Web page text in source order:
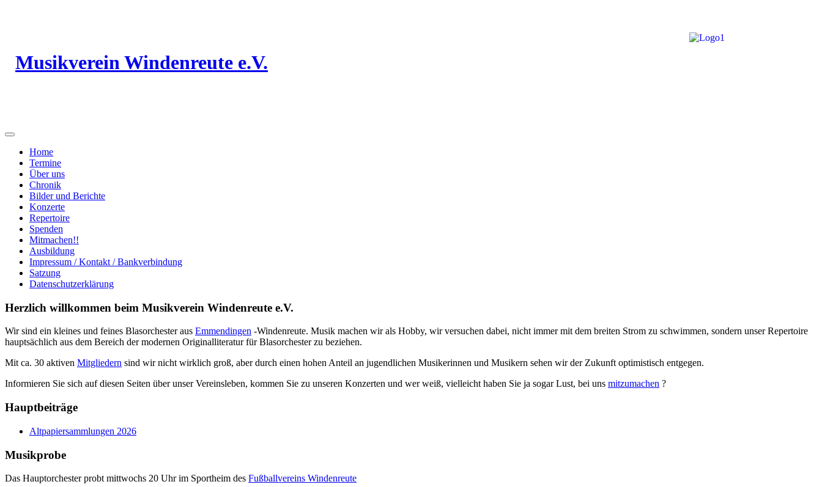
Musikverein Windenreute e.V.
Home
Termine
Über uns
Chronik
Bilder und Berichte
Konzerte
Repertoire
Spenden
Mitmachen!!
Ausbildung
Impressum / Kontakt / Bankverbindung
Satzung
Datenschutzerklärung
Herzlich willkommen beim Musikverein Windenreute e.V.
Wir sind ein kleines und feines Blasorchester aus Emmendingen -Windenreute. Musik machen wir als Hobby, wir versuchen dabei, nicht immer mit dem breiten Strom zu schwimmen, sondern unser Repertoire
hauptsächlich aus dem Bereich der modernen Originalliteratur für Blasorchester zu beziehen.
Mit ca. 30 aktiven Mitgliedern sind wir nicht wirklich groß, aber durch einen hohen Anteil an jugendlichen Musikerinnen und Musikern sehen wir der Zukunft optimistisch entgegen.
Informieren Sie sich auf diesen Seiten über unser Vereinsleben, kommen Sie zu unseren Konzerten und wer weiß, vielleicht haben Sie ja sogar Lust, bei uns mitzumachen ?
Hauptbeiträge
Altpapiersammlungen 2026
Musikprobe
Das Hauptorchester probt mittwochs 20 Uhr im Sportheim des Fußballvereins Windenreute